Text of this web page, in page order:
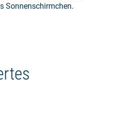
Sonnenschirmchen.